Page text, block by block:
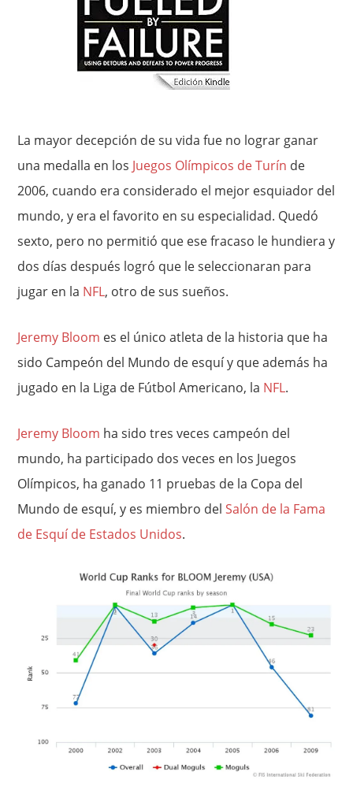
La mayor decepción de su vida fue no lograr ganar
una medalla en los Juegos Olímpicos de Turín de
2006, cuando era considerado el mejor esquiador del
mundo, y era el favorito en su especialidad. Quedó
sexto, pero no permitió que ese fracaso le hundiera y
dos días después logró que le seleccionaran para
jugar en la NFL, otro de sus sueños.
Jeremy Bloom es el único atleta de la historia que ha
sido Campeón del Mundo de esquí y que además ha
jugado en la Liga de Fútbol Americano, la NFL.
Jeremy Bloom ha sido tres veces campeón del
mundo, ha participado dos veces en los Juegos
Olímpicos, ha ganado 11 pruebas de la Copa del
Mundo de esquí, y es miembro delSalón de la Fama
de Esquí de Estados Unidos.